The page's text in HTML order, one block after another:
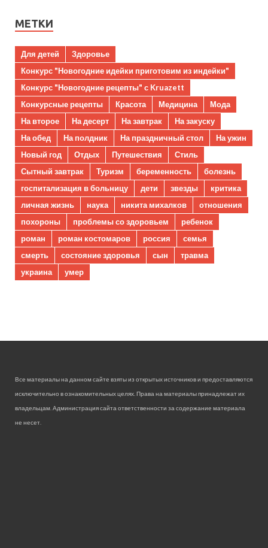
МЕТКИ
Для детей
Здоровье
Конкурс "Новогодние идейки приготовим из индейки"
Конкурс "Новогодние рецепты" с Kruazett
Конкурсные рецепты
Красота Медицина
Мода
На второе
На десерт На завтрак
На закуску
На обед
На полдник На праздничный стол
На ужин
Новый год
Отдых Путешествия
Стиль
Сытный завтрак
Туризм беременность
болезнь
госпитализация в больницу
дети звезды
критика
личная жизнь
наука никита михалков
отношения
похороны
проблемы со здоровьем
ребенок
роман
роман костомаров россия
семья
смерть
состояние здоровья сын
травма
украина
умер
Все материалы на данном сайте взяты из открытых источников и предоставляются
исключительно в ознакомительных целях. Права на материалы принадлежат их
владельцам. Администрация сайта ответственности за содержание материала
не несет.